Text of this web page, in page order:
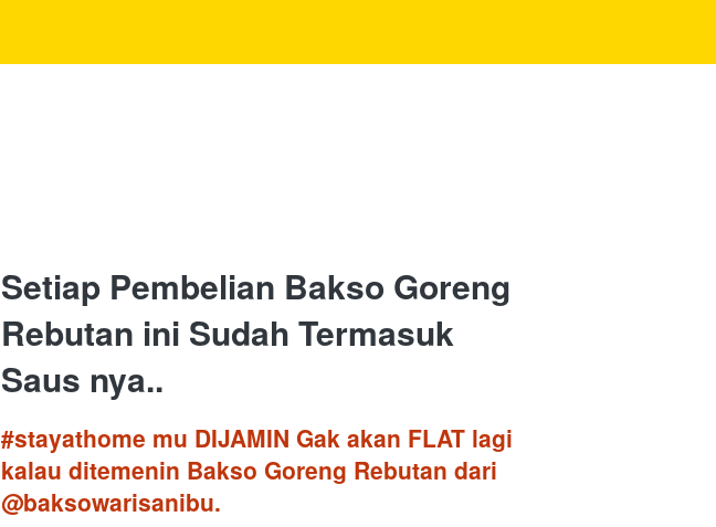
Setiap Pembelian Bakso Goreng
Rebutan ini Sudah Termasuk
Saus nya..
#stayathome mu DIJAMIN Gak akan FLAT lagi
kalau ditemenin Bakso Goreng Rebutan dari
@baksowarisanibu.